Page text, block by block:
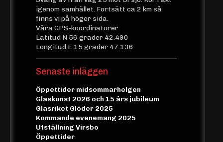
igenom samhället. Fortsätt ca 2 km så
finns vi på höger sida.
Våra GPS-koordinatorer:
Latitud N 56 grader 42.490
Longitud E 15 grader 47.136
Senaste inläggen
Öppettider midsommarhelgen
Glaskonst 2026 och 15 års jubileum
Glasriket Glöder 2025
Kommande evenemang 2025
Utställning Virsbo
Öppettider